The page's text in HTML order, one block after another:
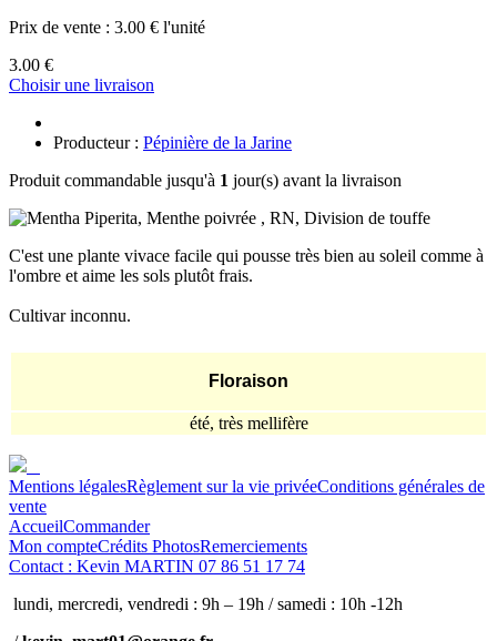
Prix de vente : 3.00 € l'unité
3.00 €
Choisir une livraison
Producteur : Pépinière de la Jarine
Produit commandable jusqu'à 1 jour(s) avant la livraison
C'est une plante vivace facile qui pousse très bien au soleil comme à
l'ombre et aime les sols plutôt frais.
Cultivar inconnu.
Floraison
été, très mellifère
Mentions légalesRèglement sur la vie privéeConditions générales de
vente
AccueilCommander
Mon compteCrédits PhotosRemerciements
Contact : Kevin MARTIN 07 86 51 17 74
lundi, mercredi, vendredi : 9h – 19h / samedi : 10h -12h